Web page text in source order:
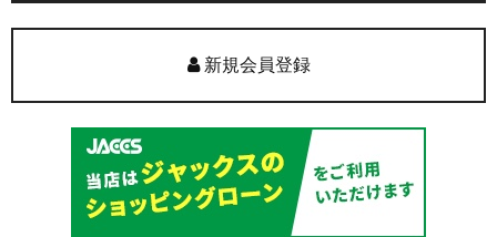
新規会員登録